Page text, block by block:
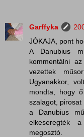
Garffyka
JÓKAJA, pont
A Danubius
kommentálni
vezettek
Ugyanakkor,
mondta, hogy
szalagot, pirosat
a Danubius
elkeseregték
megosztó.